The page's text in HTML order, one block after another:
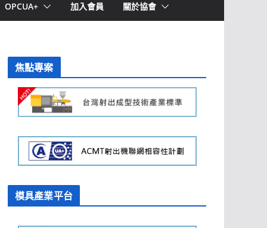
OPCUA+ 加入會員 關於協會
焦點專案
模具產業平台